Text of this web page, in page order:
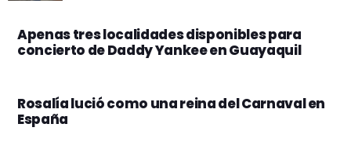
Apenas tres localidades disponibles para
concierto de Daddy Yankee en Guayaquil
Rosalía lució como una reina del Carnaval en
España